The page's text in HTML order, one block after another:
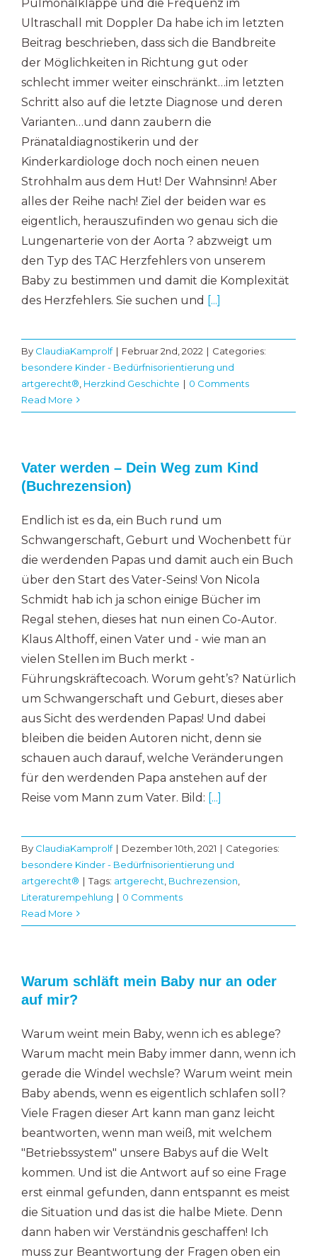
Pulmonalklappe und die Frequenz im
Ultraschall mit Doppler Da habe ich im letzten
Beitrag beschrieben, dass sich die Bandbreite
der Möglichkeiten in Richtung gut oder
schlecht immer weiter einschränkt…im letzten
Schritt also auf die letzte Diagnose und deren
Varianten…und dann zaubern die
Pränataldiagnostikerin und der
Kinderkardiologe doch noch einen neuen
Strohhalm aus dem Hut! Der Wahnsinn! Aber
alles der Reihe nach! Ziel der beiden war es
eigentlich, herauszufinden wo genau sich die
Lungenarterie von der Aorta ? abzweigt um
den Typ des TAC Herzfehlers von unserem
Baby zu bestimmen und damit die Komplexität
des Herzfehlers. Sie suchen und
[...]
By ClaudiaKamprolf | Februar 2nd, 2022 | Categories:
besondere Kinder - Bedürfnisorientierung und
artgerecht® Herzkind Geschichte | 0 Comments
Read More
Vater werden – Dein Weg zum Kind
(Buchrezension)
Endlich ist es da, ein Buch rund um
Schwangerschaft, Geburt und Wochenbett für
die werdenden Papas und damit auch ein Buch
über den Start des Vater-Seins! Von Nicola
Schmidt hab ich ja schon einige Bücher im
Regal stehen, dieses hat nun einen Co-Autor.
Klaus Althoff, einen Vater und - wie man an
vielen Stellen im Buch merkt -
Führungskräftecoach. Worum geht’s? Natürlich
um Schwangerschaft und Geburt, dieses aber
aus Sicht des werdenden Papas! Und dabei
bleiben die beiden Autoren nicht, denn sie
schauen auch darauf, welche Veränderungen
für den werdenden Papa anstehen auf der
Reise vom Mann zum Vater. Bild: [...]
By ClaudiaKamprolf | Dezember 10th, 2021 | Categories:
besondere Kinder - Bedürfnisorientierung und
artgerecht® | Tags: artgerecht Buchrezension
Literaturempehlung | 0 Comments
Read More
Warum schläft mein Baby nur an oder
auf mir?
Warum weint mein Baby, wenn ich es ablege?
Warum macht mein Baby immer dann, wenn ich
gerade die Windel wechsle? Warum weint mein
Baby abends, wenn es eigentlich schlafen soll?
Viele Fragen dieser Art kann man ganz leicht
beantworten, wenn man weiß, mit welchem
"Betriebssystem" unsere Babys auf die Welt
kommen. Und ist die Antwort auf so eine Frage
erst einmal gefunden, dann entspannt es meist
die Situation und das ist die halbe Miete. Denn
dann haben wir Verständnis geschaffen! Ich
muss zur Beantwortung der Fragen oben ein